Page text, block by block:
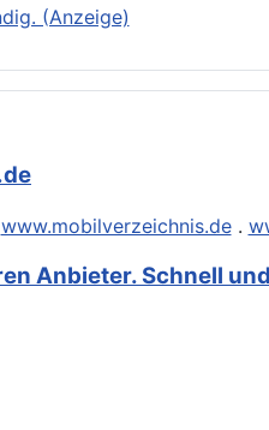
(Anzeige)
www.mobilverzeichnis.de.
Anbieter. Schnell